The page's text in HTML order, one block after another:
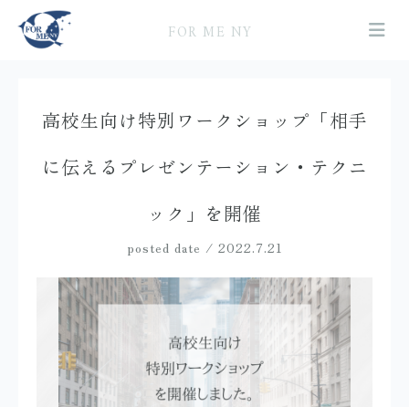
FOR ME NY
高校生向け特別ワークショップ「相手
に伝えるプレゼンテーション・テクニ
ック」を開催
posted date / 2022.7.21